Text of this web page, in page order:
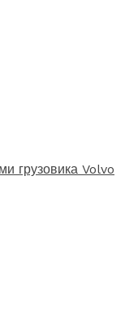
грузовика Volvo